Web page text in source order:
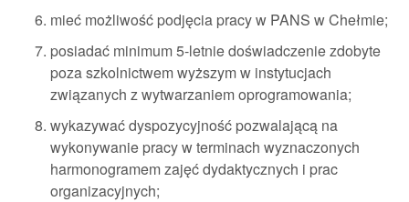
mieć możliwość podjęcia pracy w PANS w Chełmie;
posiadać minimum 5-letnie doświadczenie zdobyte
poza szkolnictwem wyższym w instytucjach
związanych z wytwarzaniem oprogramowania;
wykazywać dyspozycyjność pozwalającą na
wykonywanie pracy w terminach wyznaczonych
harmonogramem zajęć dydaktycznych i prac
organizacyjnych;